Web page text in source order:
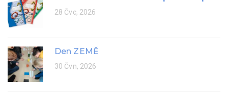
28 Čvc, 2026
Den ZEMĚ
30 Čvn, 2026